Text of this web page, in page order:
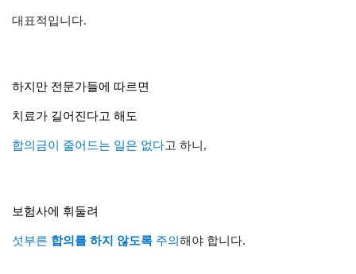
대표적입니다.
하지만 전문가들에 따르면
치료가 길어진다고 해도
합의금이 줄어드는 일은 없다고 하니,
보험사에 휘둘려
섯부른 합의를 하지 않도록 주의 해야 합니다.